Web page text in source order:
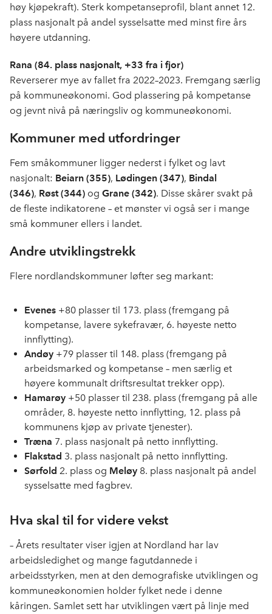
høy kjøpekraft). Sterk kompetanseprofil, blant annet 12.
plass nasjonalt på andel sysselsatte med minst fire års
høyere utdanning.
Rana (84. plass nasjonalt, +33 fra i fjor)
Reverserer mye av fallet fra 2022–2023. Fremgang særlig
på kommuneøkonomi. God plassering på kompetanse
og jevnt nivå på næringsliv og kommuneøkonomi.
Kommuner med utfordringer
Fem småkommuner ligger nederst i fylket og lavt
nasjonalt: Beiarn (355), Lødingen (347), Bindal
(346), Røst (344) og Grane (342). Disse skårer svakt på
de fleste indikatorene – et mønster vi også ser i mange
små kommuner ellers i landet.
Andre utviklingstrekk
Flere nordlandskommuner løfter seg markant:
Evenes +80 plasser til 173. plass (fremgang på
kompetanse, lavere sykefravær, 6. høyeste netto
innflytting).
Andøy +79 plasser til 148. plass (fremgang på
arbeidsmarked og kompetanse – men særlig et
høyere kommunalt driftsresultat trekker opp).
Hamarøy +50 plasser til 238. plass (fremgang på alle
områder, 8. høyeste netto innflytting, 12. plass på
kommunens kjøp av private tjenester).
Træna 7. plass nasjonalt på netto innflytting.
Flakstad 3. plass nasjonalt på netto innflytting.
Sørfold 2. plass og Meløy 8. plass nasjonalt på andel
sysselsatte med fagbrev.
Hva skal til for videre vekst
– Årets resultater viser igjen at Nordland har lav
arbeidsledighet og mange fagutdannede i
arbeidsstyrken, men at den demografiske utviklingen og
kommuneøkonomien holder fylket nede i denne
kåringen. Samlet sett har utviklingen vært på linje med